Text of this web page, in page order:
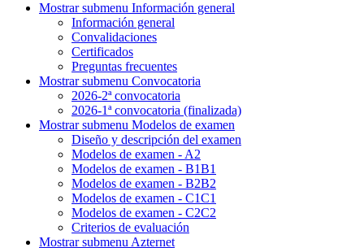
Mostrar submenu Información general
Información general
Convalidaciones
Certificados
Preguntas frecuentes
Mostrar submenu Convocatoria
2026-2ª convocatoria
2026-1ª convocatoria (finalizada)
Mostrar submenu Modelos de examen
Diseño y descripción del examen
Modelos de examen - A2
Modelos de examen - B1B1
Modelos de examen - B2B2
Modelos de examen - C1C1
Modelos de examen - C2C2
Criterios de evaluación
Mostrar submenu Azternet